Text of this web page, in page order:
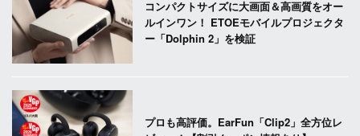
コンパクトサイズに大画面＆高画質をオー
ルインワン！ ETOEモバイルプロジェクタ
ー「Dolphin 2」を検証
プロも高評価。EarFun「Clip2」全方位レ